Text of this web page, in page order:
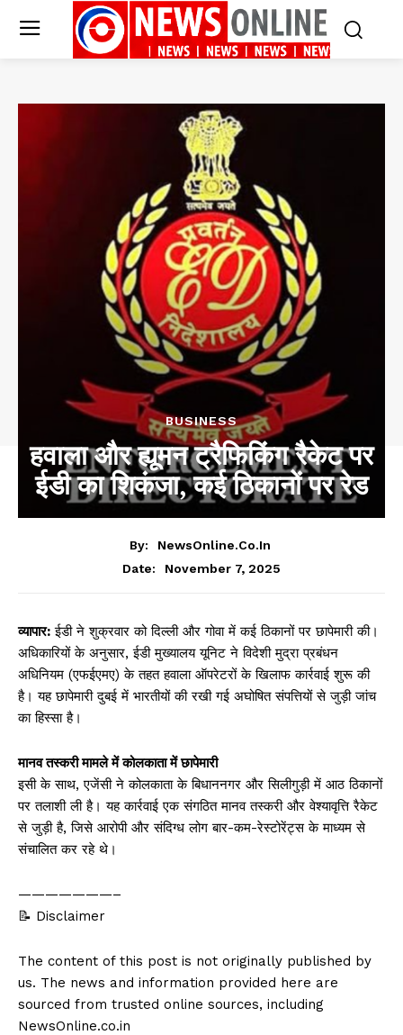
BUSINESS
हवाला और ह्यूमन ट्रैफिकिंग रैकेट पर
ईडी का शिकंजा, कई ठिकानों पर रेड
By:
NewsOnline.co.in
Date:
November 7, 2025
व्यापार: ईडी ने शुक्रवार को दिल्ली और गोवा में कई ठिकानों पर छापेमारी की।
अधिकारियों के अनुसार, ईडी मुख्यालय यूनिट ने विदेशी मुद्रा प्रबंधन
अधिनियम (एफईएमए) के तहत हवाला ऑपरेटरों के खिलाफ कार्रवाई शुरू की
है। यह छापेमारी दुबई में भारतीयों की रखी गई अघोषित संपत्तियों से जुड़ी जांच
का हिस्सा है।
मानव तस्करी मामले में कोलकाता में छापेमारी
इसी के साथ, एजेंसी ने कोलकाता के बिधाननगर और सिलीगुड़ी में आठ ठिकानों
पर तलाशी ली है। यह कार्रवाई एक संगठित मानव तस्करी और वेश्यावृत्ति रैकेट
से जुड़ी है, जिसे आरोपी और संदिग्ध लोग बार-कम-रेस्टोरेंट्स के माध्यम से
संचालित कर रहे थे।
———————–
📝 Disclaimer
The content of this post is not originally published by
us. The news and information provided here are
sourced from trusted online sources, including
NewsOnline.co.in